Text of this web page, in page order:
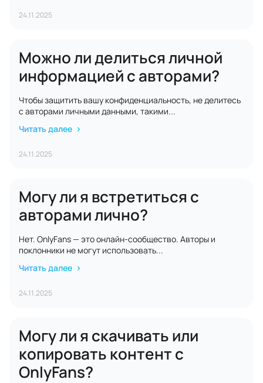
24.11.2025
Можно ли делиться личной
информацией с авторами?
Чтобы защитить вашу конфиденциальность, не делитесь
с авторами личными данными, такими...
Читать далее
24.11.2025
Могу ли я встретиться с
авторами лично?
Нет. OnlyFans — это онлайн‑сообщество. Авторы и
поклонники не могут использовать...
Читать далее
24.11.2025
Могу ли я скачивать или
копировать контент с
OnlyFans?